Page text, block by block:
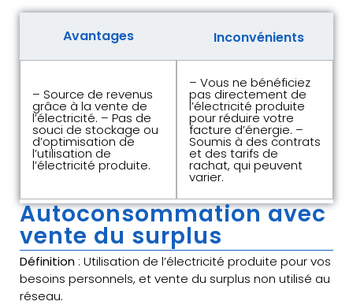
Avantages Inconvénients
– Source de revenus
grâce à la vente de
l’électricité. – Pas de
souci de stockage ou
d’optimisation de
l’utilisation de
l’électricité produite.
– Vous ne bénéficiez
pas directement de
l’électricité produite
pour réduire votre
facture d’énergie. –
Soumis à des contrats
et des tarifs de
rachat, qui peuvent
varier.
Autoconsommation avec
vente du surplus
Définition : Utilisation de l’électricité produite pour vos
besoins personnels, et vente du surplus non utilisé au
réseau.